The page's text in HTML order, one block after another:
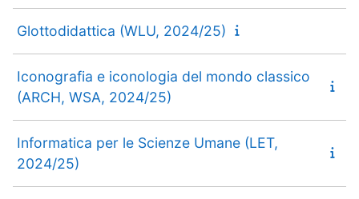
Glottodidattica (WLU, 2024/25)
Iconografia e iconologia del mondo classico
(ARCH, WSA, 2024/25)
Informatica per le Scienze Umane (LET,
2024/25)